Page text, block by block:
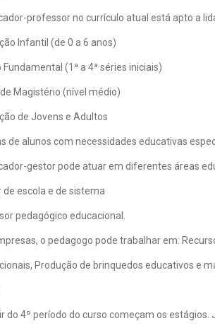
professor no currículo atual está apto a
Infantil (de 0 a 6 anos)
Fundamental (1ª a 4ª séries iniciais)
Magistério (nível médio)
de Jovens e Adultos
de alunos com necessidades educativas
gestor pode atuar em diferentes áreas
de escola e de sistema
pedagógico educacional.
o pedagogo pode trabalhar em:
Produção de brinquedos educativos e
do 4º período do curso começam os